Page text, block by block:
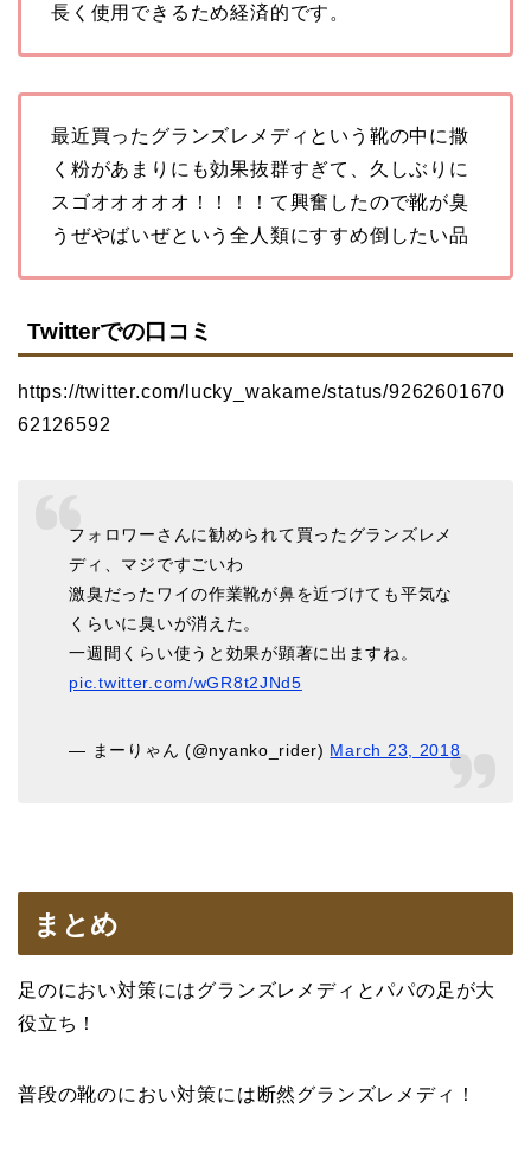
長く使用できるため経済的です。
最近買ったグランズレメディという靴の中に撒
く粉があまりにも効果抜群すぎて、久しぶりに
スゴオオオオオ！！！！て興奮したので靴が臭
うぜやばいぜという全人類にすすめ倒したい品
Twitterでの口コミ
https://twitter.com/lucky_wakame/status/9262601670
62126592
フォロワーさんに勧められて買ったグランズレメ
ディ、マジですごいわ
激臭だったワイの作業靴が鼻を近づけても平気な
くらいに臭いが消えた。
一週間くらい使うと効果が顕著に出ますね。
pic.twitter.com/wGR8t2JNd5
— まーりゃん (@nyanko_rider) March 23, 2018
まとめ
足のにおい対策にはグランズレメディとパパの足が大
役立ち！
普段の靴のにおい対策には断然グランズレメディ！